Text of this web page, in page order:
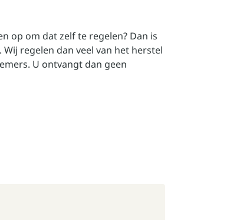
op om dat zelf te regelen? Dan is
regelen dan veel van het herstel
U ontvangt dan geen